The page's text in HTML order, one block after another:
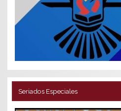
Seriados Especiales